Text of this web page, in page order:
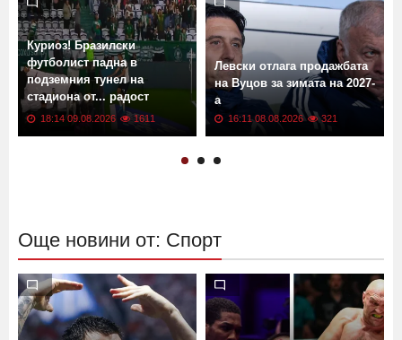
Куриоз! Бразилски
футболист падна в
подземния тунел на
стадиона от... радост
ВИДЕО
18:14 09.08.2026 1611
Левски отлага продажбата
на Вуцов за зимата на 2027-
а
16:11 08.08.2026 321
Още новини от: Спорт